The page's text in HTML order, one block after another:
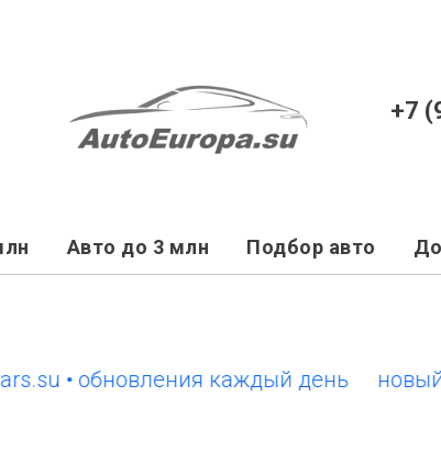
+7
Авто до 3 млн Подбор авто
• обновления каждый день новый